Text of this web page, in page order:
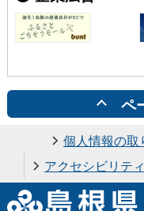
ペ
個人情報の取
アクセシビリティ